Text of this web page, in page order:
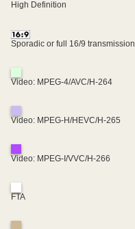
High Definition
Sporadic or full 16/9 transmission
Video: MPEG-4/AVC/H-264
Video: MPEG-H/HEVC/H-265
Video: MPEG-I/VVC/H-266
FTA